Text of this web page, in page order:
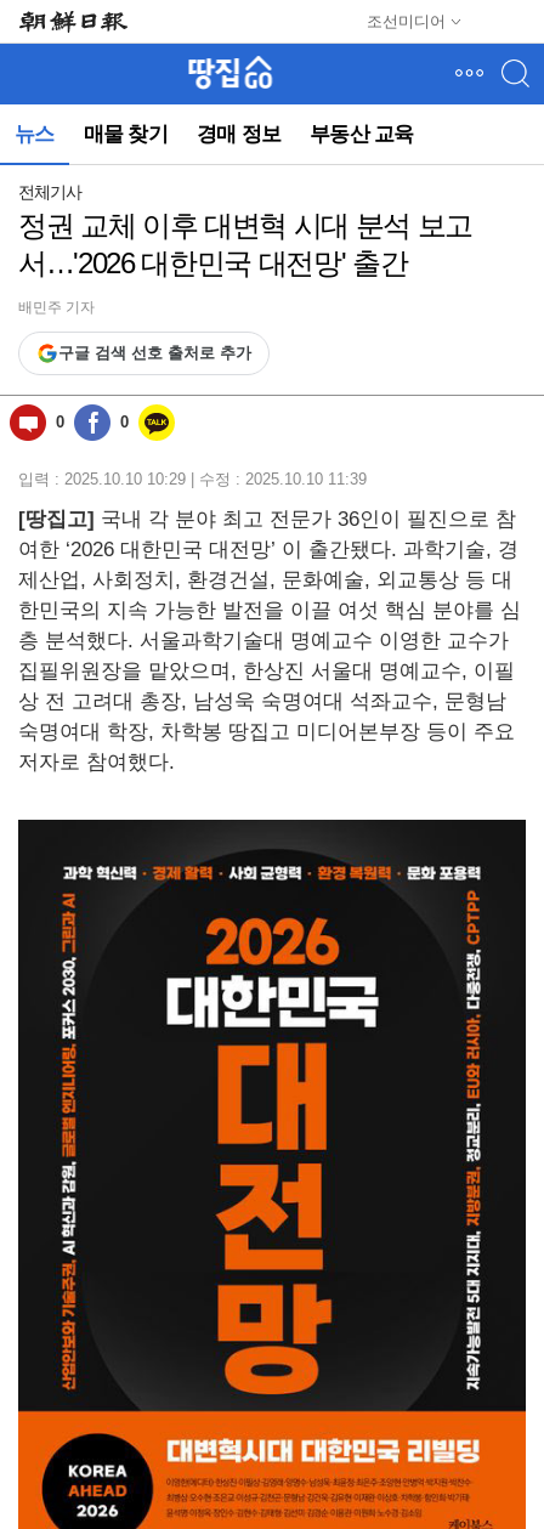
조선미디어
뉴
(컨
동)
뉴스 매물 찾기 경매 정보 부동산 교육
전체기사
정권 교체 이후 대변혁 시대 분석 보고
서…'2026 대한민국 대전망' 출간
배민주 기자
구글 검색 선호 출처로 추가
0 0
입력 : 2025.10.10 10:29 | 수정 : 2025.10.10 11:39
[땅집고] 국내 각 분야 최고 전문가 36인이 필진으로 참
여한 ‘2026 대한민국 대전망’ 이 출간됐다. 과학기술, 경
제산업, 사회정치, 환경건설, 문화예술, 외교통상 등 대
한민국의 지속 가능한 발전을 이끌 여섯 핵심 분야를 심
층 분석했다. 서울과학기술대 명예교수 이영한 교수가
집필위원장을 맡았으며, 한상진 서울대 명예교수, 이필
상 전 고려대 총장, 남성욱 숙명여대 석좌교수, 문형남
숙명여대 학장, 차학봉 땅집고 미디어본부장 등이 주요
저자로 참여했다.